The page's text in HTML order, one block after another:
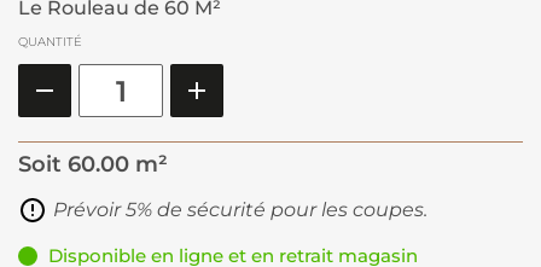
Le Rouleau de 60 M²
QUANTITÉ
Soit 60.00 m²
Prévoir 5% de sécurité pour les coupes.
Disponible en ligne et en retrait magasin